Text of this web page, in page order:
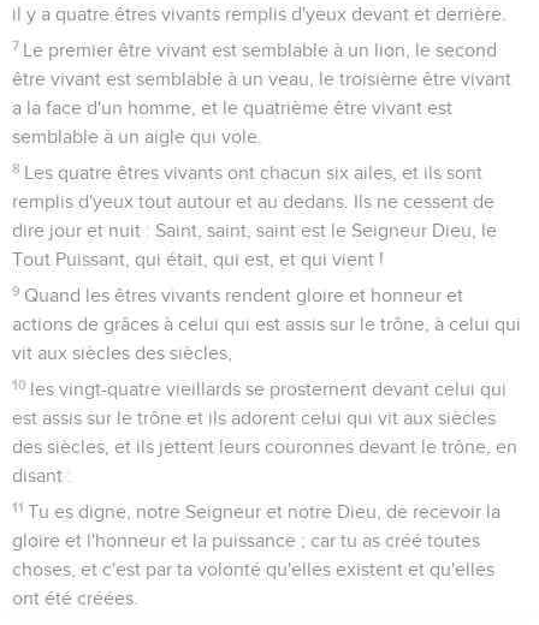
il y a quatre êtres vivants remplis d'yeux devant et derrière.
7 Le premier être vivant est semblable à un lion, le second
être vivant est semblable à un veau, le troisième être vivant
a la face d'un homme, et le quatrième être vivant est
semblable à un aigle qui vole.
8 Les quatre êtres vivants ont chacun six ailes, et ils sont
remplis d'yeux tout autour et au dedans. Ils ne cessent de
dire jour et nuit : Saint, saint, saint est le Seigneur Dieu, le
Tout Puissant, qui était, qui est, et qui vient !
9 Quand les êtres vivants rendent gloire et honneur et
actions de grâces à celui qui est assis sur le trône, à celui qui
vit aux siècles des siècles,
10 les vingt-quatre vieillards se prosternent devant celui qui
est assis sur le trône et ils adorent celui qui vit aux siècles
des siècles, et ils jettent leurs couronnes devant le trône, en
disant :
11 Tu es digne, notre Seigneur et notre Dieu, de recevoir la
gloire et l'honneur et la puissance ; car tu as créé toutes
choses, et c'est par ta volonté qu'elles existent et qu'elles
ont été créées.